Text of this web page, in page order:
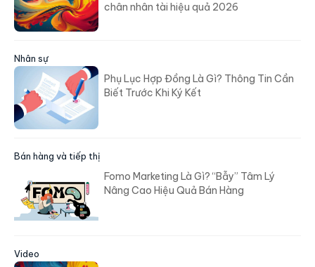
chân nhân tài hiệu quả 2026
Nhân sự
Phụ Lục Hợp Đồng Là Gì? Thông Tin Cần
Biết Trước Khi Ký Kết
Bán hàng và tiếp thị
Fomo Marketing Là Gì? “Bẫy” Tâm Lý
Nâng Cao Hiệu Quả Bán Hàng
Video